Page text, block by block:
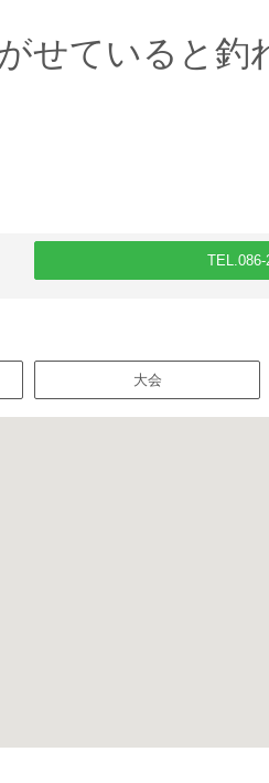
せていると釣
TEL.086-
大会